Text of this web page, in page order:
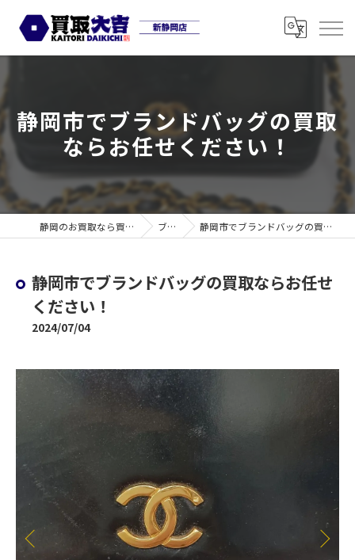
静岡市でブランドバッグの買取
ならお任せください！
静岡のお買取なら買取大吉 新静岡店 ブログ 静岡市でブランドバッグの買取ならお任せください！
静岡市でブランドバッグの買取ならお任せ
ください！
2024/07/04